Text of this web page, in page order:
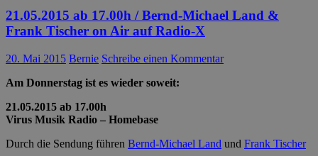
21.05.2015 ab 17.00h / Bernd-Michael Land &
Frank Tischer on Air auf Radio-X
20. Mai 2015 Bernie Schreibe einen Kommentar
Am Donnerstag ist es wieder soweit:
21.05.2015 ab 17.00h
Virus Musik Radio – Homebase
Durch die Sendung führen Bernd-Michael Land und Frank Tischer